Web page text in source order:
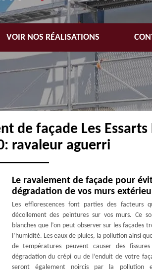
VOIR NOS RÉALISATIONS
de façade Les Essarts
ravaleur aguerri
Le ravalement de façade pour
dégradation de vos murs
Les efflorescences font parties des facteurs
décollement des peintures sur vos murs. Ce
blanches que l’on peut observer sur les façades
l’humidité. Les eaux de pluies, la pollution ainsi
de températures peuvent causer des
dégradation du crépi ou de l’enduit de votre
seront également noircis par la pollution